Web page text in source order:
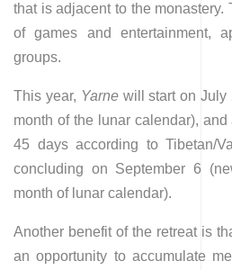
that is adjacent to the
of games and entertainment,
groups.
This year, Yarnewill start on July
month of the lunar calendar),
45 days according to Tibetan/
concluding on September 6
month of lunar calendar).
Another benefit of the retreat is
an opportunity to accumulate